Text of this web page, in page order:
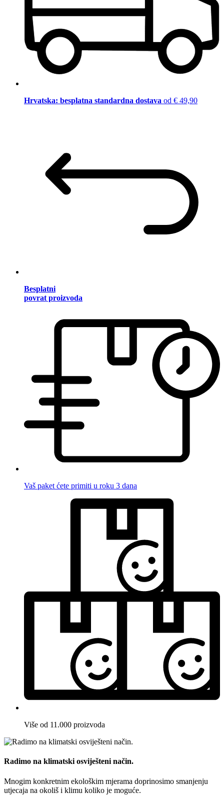
Hrvatska: besplatna standardna dostava od € 49,90
Besplatni
povrat proizvoda
Vaš paket ćete primiti u roku 3 dana
Više od 11.000 proizvoda
Radimo na klimatski osviješteni način.
Mnogim konkretnim ekološkim mjerama doprinosimo smanjenju
utjecaja na okoliš i klimu koliko je moguće.